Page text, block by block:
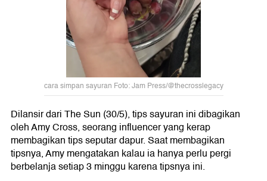
cara simpan sayuran Foto: Jam Press/@thecrosslegacy
Dilansir dari The Sun (30/5), tips sayuran ini dibagikan
oleh Amy Cross, seorang influencer yang kerap
membagikan tips seputar dapur. Saat membagikan
tipsnya, Amy mengatakan kalau ia hanya perlu pergi
berbelanja setiap 3 minggu karena tipsnya ini.